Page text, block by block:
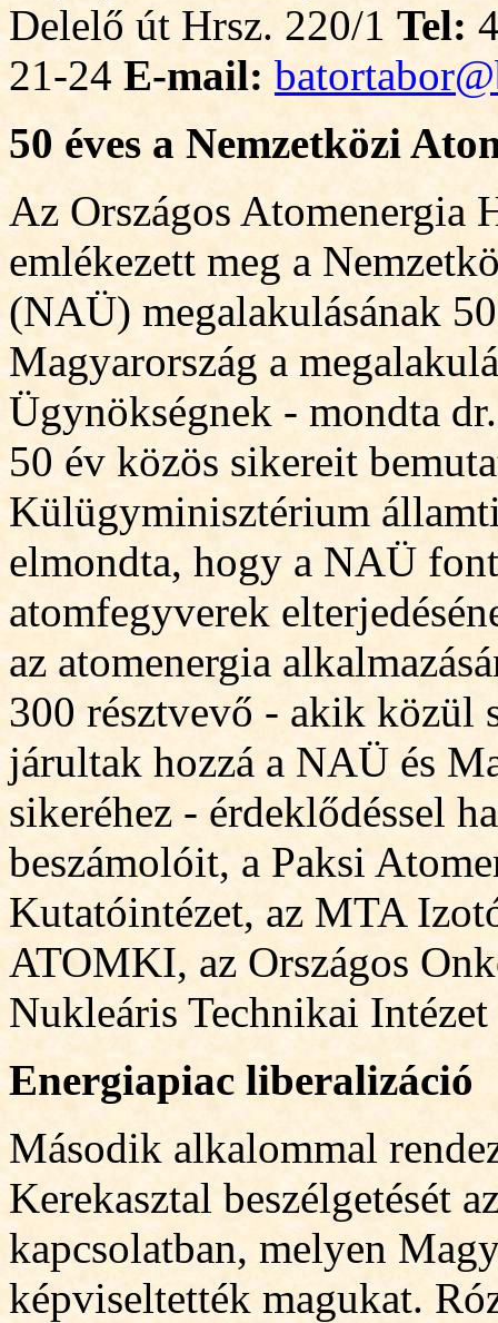
Delelő út Hrsz. 220/1 Tel:
21-24 E-mail:
50 éves a Nemzetközi
Az Országos Atomenergia
emlékezett meg a
(NAÜ) megalakulásának
Magyarország a
Ügynökségnek - mondta
50 év közös sikereit
Külügyminisztérium
elmondta, hogy a NAÜ
atomfegyverek
az atomenergia
300 résztvevő - akik közül
járultak hozzá a NAÜ és
sikeréhez - érdeklődéssel
beszámolóit, a Paksi
Kutatóintézet, az MTA
ATOMKI, az Országos
Nukleáris Technikai Intézet
Energiapiac liberalizáció
Második alkalommal
Kerekasztal beszélgetését
kapcsolatban, melyen
képviseltették magukat.